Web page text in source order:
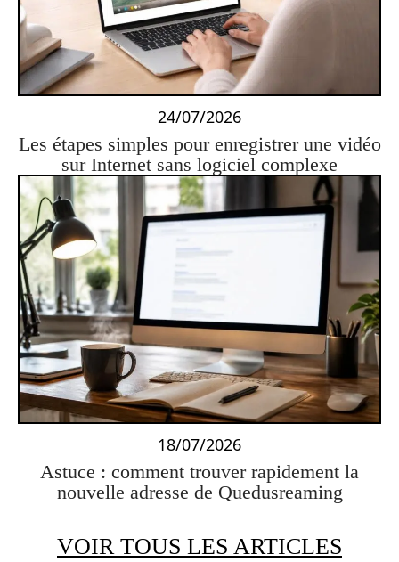
24/07/2026
Les étapes simples pour enregistrer une vidéo
sur Internet sans logiciel complexe
18/07/2026
Astuce : comment trouver rapidement la
nouvelle adresse de Quedusreaming
VOIR TOUS LES ARTICLES